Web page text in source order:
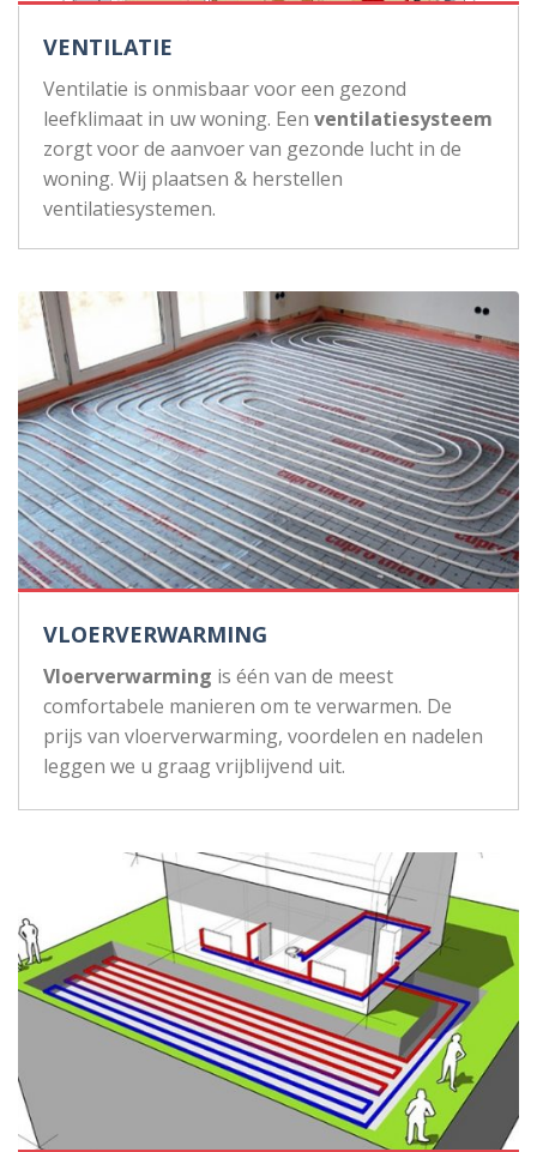
VENTILATIE
Ventilatie is onmisbaar voor een gezond
leefklimaat in uw woning. Een ventilatiesysteem
zorgt voor de aanvoer van gezonde lucht in de
woning. Wij plaatsen & herstellen
ventilatiesystemen.
VLOERVERWARMING
Vloerverwarming is één van de meest
comfortabele manieren om te verwarmen. De
prijs van vloerverwarming, voordelen en nadelen
leggen we u graag vrijblijvend uit.